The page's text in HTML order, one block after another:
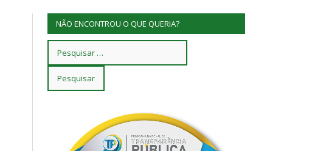
NÃO ENCONTROU O QUE QUERIA?